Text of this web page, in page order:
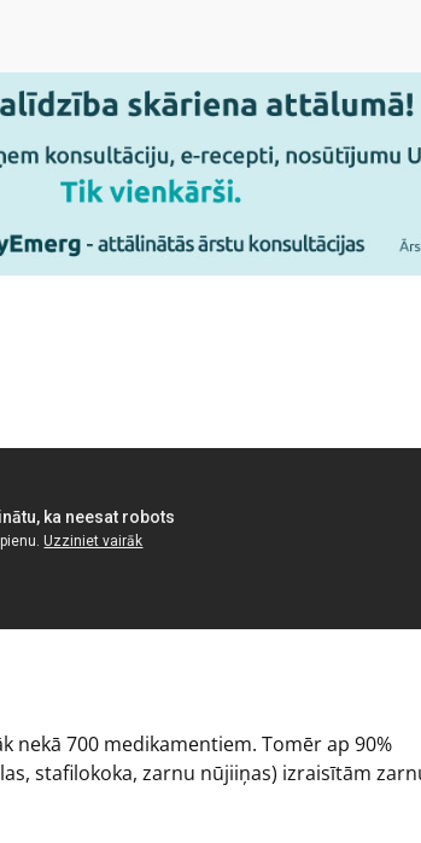
nekā 700 medikamentiem. Tomēr ap 90%
stafilokoka, zarnu nūjiiņas) izraisītām